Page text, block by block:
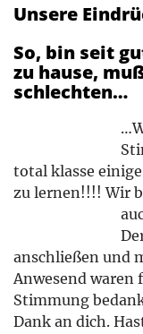
Unsere
So, bin seit
zu hause,
schlechten…
total klasse
zu lernen!!!! Wir
anschließen und
Anwesend waren
Stimmung
Dank an dich.